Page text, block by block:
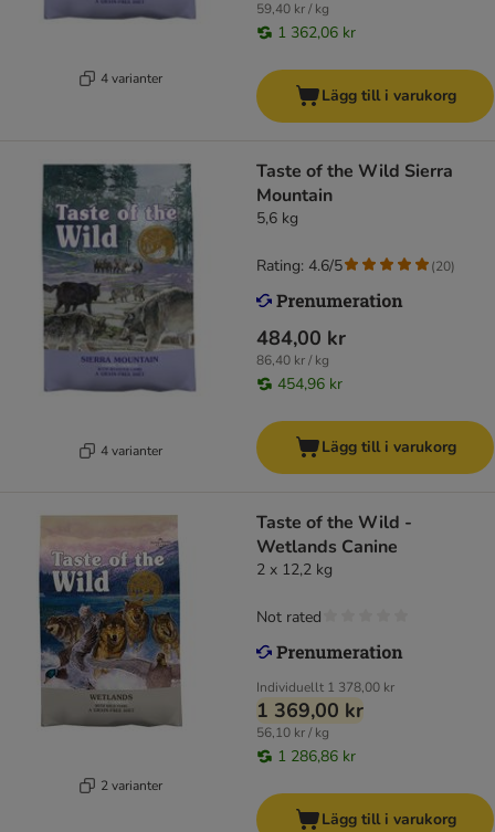
4 varianter
59,40 kr / kg
1 362,06 kr
Lägg till i varukorg
4 varianter
Taste of the Wild Sierra
Mountain
5,6 kg
484,00 kr
86,40 kr / kg
454,96 kr
Rating: 4.6/5 (20)
Lägg till i varukorg
2 varianter
Taste of the Wild -
Wetlands Canine
2 x 12,2 kg
Individuellt 1 378,00 kr
1 369,00 kr
56,10 kr / kg
1 286,86 kr
Not rated
Lägg till i varukorg